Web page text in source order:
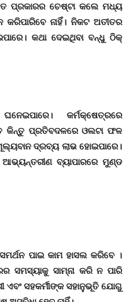
ପ୍ରକାରର ଚେଷ୍ଟା କଲେ ମଧ୍ୟ
ନାହିଁ। ନିକଟ ଅତୀତର
କଥା ଦେଇଥିବା ବନ୍ଧୁ ଠିକ୍‌
କର୍ମକ୍ଷେତ୍ରରେ
କିନ୍ତୁ ପ୍ରତିବଦଳରେ ଓଲଟା ଫଳ
ଦ୍ରବ୍ୟ ଲାଭ ହୋଇପାରେ।
ଆଭ୍ୟନ୍ତରୀଣ ବ୍ୟାପାରରେ ମୁଣ୍ଡ
ପାଇ କାମ ହାସଲ କରିବେ ।
ସମସ୍ୟାକୁ ସାମ୍‌ନା କରି ନ ପାରି
ସହକର୍ମୀଙ୍କ ସହାନୁଭୂତି ଯୋଗୁ